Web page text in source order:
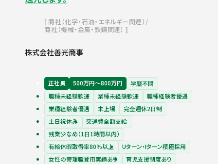
商社（化学・石油・エネルギー関連）
商社（機械・金属・鉄鋼関連）
株式会社善光商事
正社員 500万円〜800万円
学歴不問
職種未経験歓迎
業種未経験歓迎
職種経験者優遇
業種経験者優遇
未上場
完全週休2日制
土日祝休み
交通費全額支給
残業少なめ（1日1時間以内）
有給休暇取得率80％以上
Uターン・Iターン積極採用
女性の管理職登用実績あり
育児支援制度あり